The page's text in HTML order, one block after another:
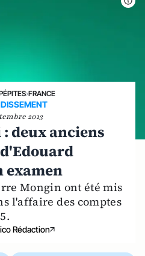
›FRANCE
2013
deux anciens
examen
Mongin ont été mis
l'affaire des comptes
Rédaction